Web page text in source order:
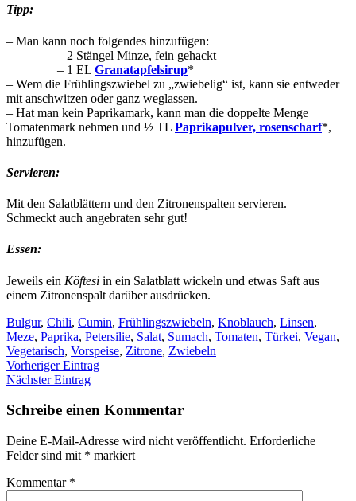
Tipp:
– Man kann noch folgendes hinzufügen:
– 2 Stängel Minze, fein gehackt
– 1 EL Granatapfelsirup*
– Wem die Frühlingszwiebel zu „zwiebelig“ ist, kann sie entweder
mit anschwitzen oder ganz weglassen.
– Hat man kein Paprikamark, kann man die doppelte Menge
Tomatenmark nehmen und ½ TL Paprikapulver, rosenscharf*,
hinzufügen.
Servieren:
Mit den Salatblättern und den Zitronenspalten servieren.
Schmeckt auch angebraten sehr gut!
Essen:
Jeweils ein Köftesi in ein Salatblatt wickeln und etwas Saft aus
einem Zitronenspalt darüber ausdrücken.
Bulgur, Chili, Cumin, Frühlingszwiebeln, Knoblauch, Linsen,
Meze, Paprika, Petersilie, Salat, Sumach, Tomaten, Türkei, Vegan,
Vegetarisch, Vorspeise, Zitrone, Zwiebeln
Vorheriger Eintrag
Nächster Eintrag
Schreibe einen Kommentar
Deine E-Mail-Adresse wird nicht veröffentlicht. Erforderliche
Felder sind mit * markiert
Kommentar *